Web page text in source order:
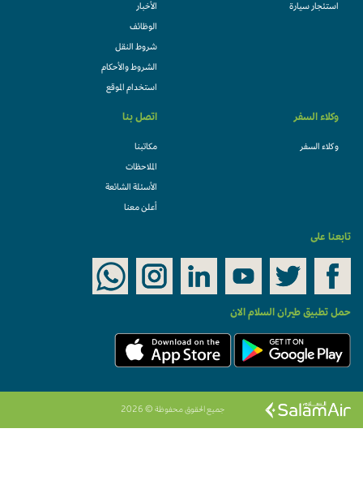
استئجار سيارة الأخبار
الوظائف
شروط النقل
الشروط والأحكام
استخدام الموقع
وكلاء السفر
وكلاء السفر
اتصل بنا
مكاتبنا
الملاحظات
الأسئلة الشائعة
أعلن معنا
تابعنا على
حمل تطبيق طيران السلام الان
جميع الحقوق محفوظة © 2026